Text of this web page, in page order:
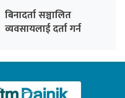
बिनादर्ता सञ्चालित
व्यवसायलाई दर्ता गर्न